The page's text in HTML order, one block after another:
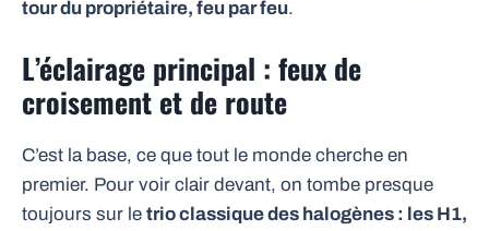
tour du propriétaire, feu par feu.
L’éclairage principal : feux de
croisement et de route
C’est la base, ce que tout le monde cherche en
premier. Pour voir clair devant, on tombe presque
toujours sur le trio classique des halogènes : les H1,